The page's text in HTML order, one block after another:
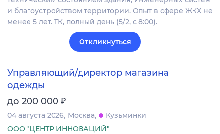
и благоустройством территории. Опыт в сфере ЖКХ не
менее 5 лет. ТК, полный день (5/2, с 8:00).
Откликнуться
Управляющий/директор магазина
одежды
до 200 000 ₽
04 августа 2026 Москва
Кузьминки
ООО "ЦЕНТР ИННОВАЦИЙ"